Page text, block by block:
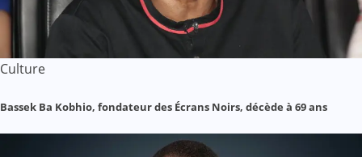
Culture
Bassek Ba Kobhio, fondateur des Écrans Noirs, décède à 69 ans